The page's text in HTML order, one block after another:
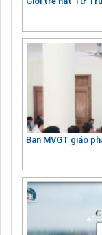
Ban MVGT giáo